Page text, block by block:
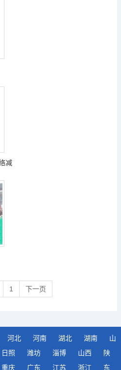
减
1 下一页
河北 河南 湖北 湖南
山
日照 潍坊 淄博 山西
陕
重庆 广东 江苏 浙江 东